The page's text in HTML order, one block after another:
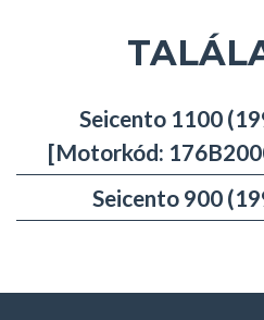
Seicento 1100
[Motorkód:
Seicento 900